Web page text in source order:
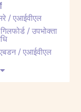
/ एआईवीएल
/ उपभोक्ता
/ एआईवीएल